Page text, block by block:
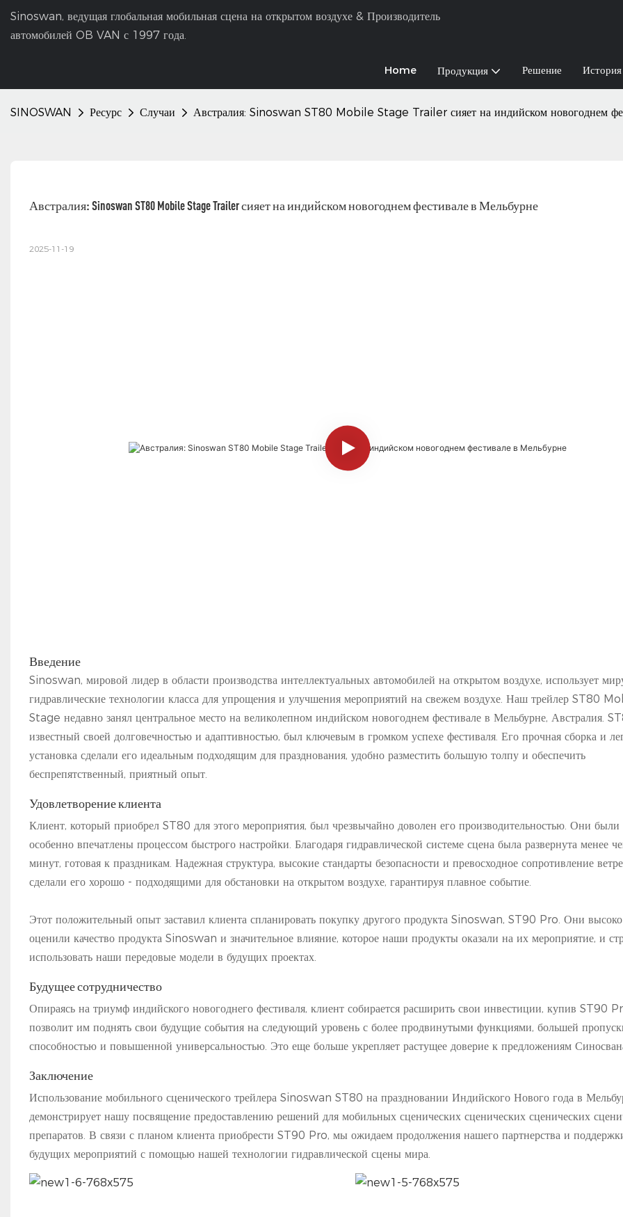
Sinoswan, ведущая глобальная мобильная сцена на открытом воздухе & Производитель
автомобилей OB VAN с 1997 года.
Home Продукция Решение
SINOSWAN Ресурс Случаи Австралия: Sinoswan ST80 Mobile Stage Trailer сияет на индийском новогоднем
Австралия: Sinoswan ST80 Mobile Stage Trailer сияет на индийском новогоднем фестивале в Мельбурне
2025-11-19
Введение
Sinoswan, мировой лидер в области производства интеллектуальных автомобилей на открытом воздухе, использует
гидравлические технологии класса для упрощения и улучшения мероприятий на свежем воздухе. Наш трейлер ST80
Stage недавно занял центральное место на великолепном индийском новогоднем фестивале в Мельбурне, Австралия.
известный своей долговечностью и адаптивностью, был ключевым в громком успехе фестиваля. Его прочная сборка и
установка сделали его идеальным подходящим для празднования, удобно разместить большую толпу и обеспечить
беспрепятственный, приятный опыт.
Удовлетворение клиента
Клиент, который приобрел ST80 для этого мероприятия, был чрезвычайно доволен его производительностью. Они были
особенно впечатлены процессом быстрого настройки. Благодаря гидравлической системе сцена была развернута менее
минут, готовая к праздникам. Надежная структура, высокие стандарты безопасности и превосходное сопротивление
сделали его хорошо - подходящими для обстановки на открытом воздухе, гарантируя плавное событие.
Этот положительный опыт заставил клиента спланировать покупку другого продукта Sinoswan, ST90 Pro. Они высоко
оценили качество продукта Sinoswan и значительное влияние, которое наши продукты оказали на их мероприятие, и
использовать наши передовые модели в будущих проектах.
Будущее сотрудничество
Опираясь на триумф индийского новогоднего фестиваля, клиент собирается расширить свои инвестиции, купив ST90
позволит им поднять свои будущие события на следующий уровень с более продвинутыми функциями, большей
способностью и повышенной универсальностью. Это еще больше укрепляет растущее доверие к предложениям
Заключение
Использование мобильного сценического трейлера Sinoswan ST80 на праздновании Индийского Нового года в
демонстрирует нашу посвящение предоставлению решений для мобильных сценических сценических сценических
препаратов. В связи с планом клиента приобрести ST90 Pro, мы ожидаем продолжения нашего партнерства и
будущих мероприятий с помощью нашей технологии гидравлической сцены мира.